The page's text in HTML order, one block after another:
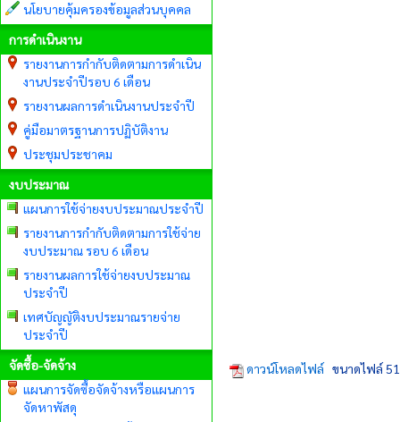
นโยบายคุ้มครองข้อมูลส่วนบุคคล
การดำเนินงาน
รายงานการกำกับติดตามการดำเนิน
งานประจำปีรอบ 6 เดือน
รายงานผลการดำเนินงานประจำปี
คู่มือมาตรฐานการปฏิบัติงาน
ประชุมประชาคม
งบประมาณ
แผนการใช้จ่ายงบประมาณประจำปี
รายงานการกำกับติดตามการใช้จ่าย
งบประมาณ รอบ 6 เดือน
รายงานผลการใช้จ่ายงบประมาณ
ประจำปี
เทศบัญญัติงบประมาณรายจ่าย
ประจำปี
จัดซื้อ-จัดจ้าง
แผนการจัดซื้อจัดจ้างหรือแผนการ
จัดหาพัสดุ
ดาวน์โหลดไฟล์ ขนาดไฟล์